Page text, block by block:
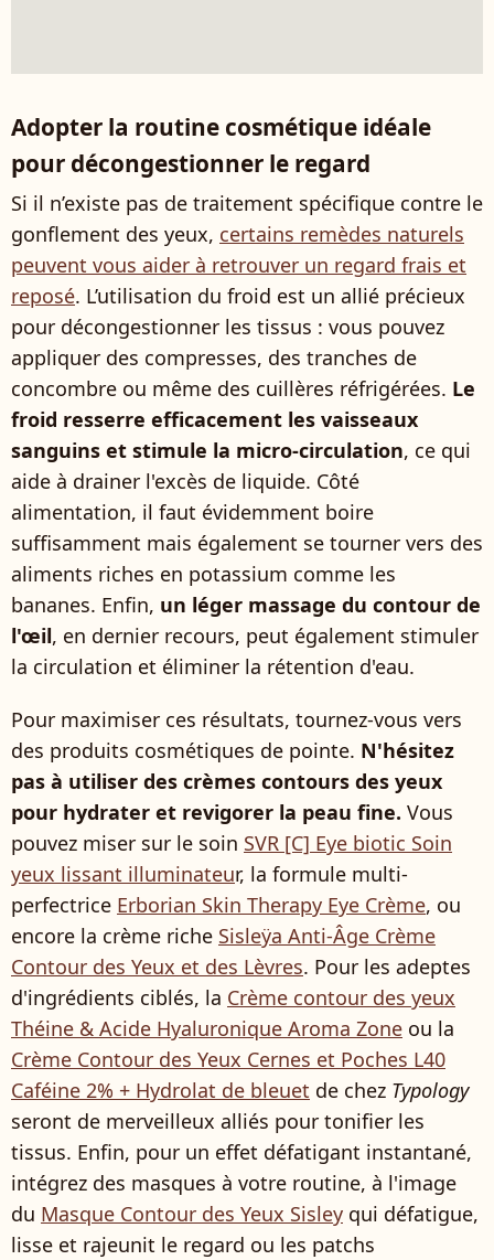
Adopter la routine cosmétique idéale
pour décongestionner le regard
Si il n’existe pas de traitement spécifique contre le
gonflement des yeux, certains remèdes naturels
peuvent vous aider à retrouver un regard frais et
reposé. L’utilisation du froid est un allié précieux
pour décongestionner les tissus : vous pouvez
appliquer des compresses, des tranches de
concombre ou même des cuillères réfrigérées. Le
froid resserre efficacement les vaisseaux
sanguins et stimule la micro-circulation, ce qui
aide à drainer l'excès de liquide. Côté
alimentation, il faut évidemment boire
suffisamment mais également se tourner vers des
aliments riches en potassium comme les
bananes. Enfin, un léger massage du contour de
l'œil, en dernier recours, peut également stimuler
la circulation et éliminer la rétention d'eau.
Pour maximiser ces résultats, tournez-vous vers
des produits cosmétiques de pointe. N'hésitez
pas à utiliser des crèmes contours des yeux
pour hydrater et revigorer la peau fine. Vous
pouvez miser sur le soin SVR [C] Eye biotic Soin
yeux lissant illuminateur, la formule multi-
perfectrice Erborian Skin Therapy Eye Crème, ou
encore la crème riche Sisleÿa Anti-Âge Crème
Contour des Yeux et des Lèvres. Pour les adeptes
d'ingrédients ciblés, la Crème contour des yeux
Théine & Acide Hyaluronique Aroma Zone ou la
Crème Contour des Yeux Cernes et Poches L40
Caféine 2% + Hydrolat de bleuet de chez Typology
seront de merveilleux alliés pour tonifier les
tissus. Enfin, pour un effet défatigant instantané,
intégrez des masques à votre routine, à l'image
du Masque Contour des Yeux Sisley qui défatigue,
lisse et rajeunit le regard ou les patchs